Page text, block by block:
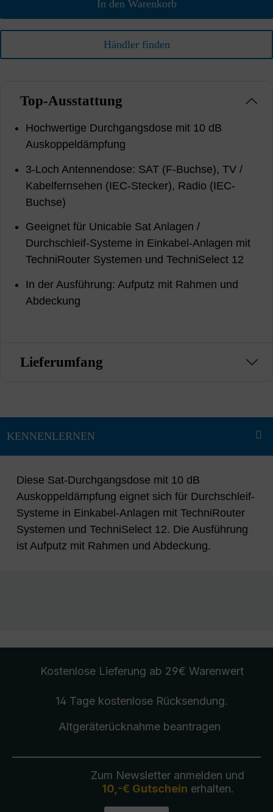
In den Warenkorb
Händler finden
Top-Ausstattung
Hochwertige Durchgangsdose mit 10 dB
Auskoppeldämpfung
3-Loch Antennendose: SAT (F-Buchse), TV /
Kabelfernsehen (IEC-Stecker), Radio (IEC-
Buchse)
Geeignet für Unicable Sat Anlagen /
Durchschleif-Systeme in Einkabel-Anlagen mit
TechniRouter Systemen und TechniSelect 12
In der Ausführung: Aufputz mit Rahmen und
Abdeckung
Lieferumfang
Diese Sat-Durchgangsdose mit 10 dB
Auskoppeldämpfung eignet sich für Durchschleif-
Systeme in Einkabel-Anlagen mit TechniRouter
Systemen und TechniSelect 12. Die Ausführung
ist Aufputz mit Rahmen und Abdeckung.
Kostenlose Lieferung ab 29€ Warenwert
14 Tage kostenlose Rücksendung.
Altgeräterücknahmebeantragen
Zum Newsletter anmelden und
10,-€ Gutschein erhalten.